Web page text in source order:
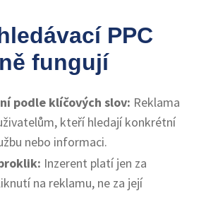
PPC
fungují
podle klíčových slov: Reklama
kteří hledají konkrétní
nebo informaci.
Inzerent platí jen za
na reklamu, ne za její